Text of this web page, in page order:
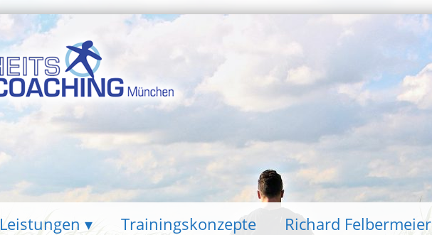
Leistungen Trainingskonzepte Richard Felbermeier